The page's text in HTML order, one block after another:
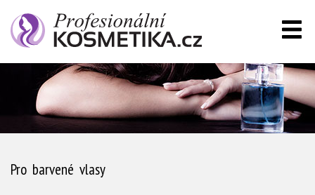
Pro barvené vlasy